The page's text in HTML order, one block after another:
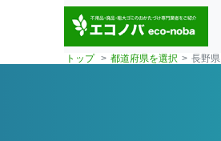
トップ 都道府県を選択 長野県